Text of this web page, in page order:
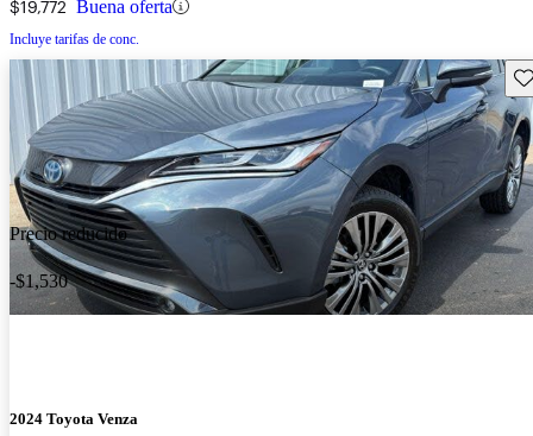
$19,772 Buena oferta
Incluye tarifas de conc.
Precio reducido
-$1,530
2024 Toyota Venza